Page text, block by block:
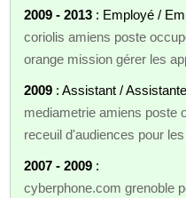
2009 - 2013 : Employé /
coriolis amiens poste
orange mission gérer les
2009 : Assistant /
mediametrie amiens poste
receuil d'audiences pour
2007 - 2009 :
cyberphone.com grenoble